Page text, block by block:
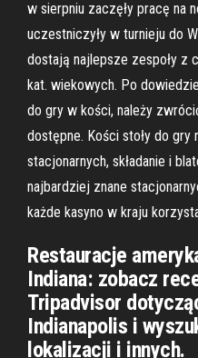
w sierpniu zaczęły pracę na
uczestniczyły w turnieju do
dostają najlepsze zespoły z
kat. wiekowych. Po
do gry w kości, należy
dostępne. Kości stoły do gry
stacjonarnych, składanie i
najbardziej znane
każde kasyno w kraju
Restauracje
Indiana: zobacz
Tripadvisor
Indianapolis i
lokalizacji i innych.